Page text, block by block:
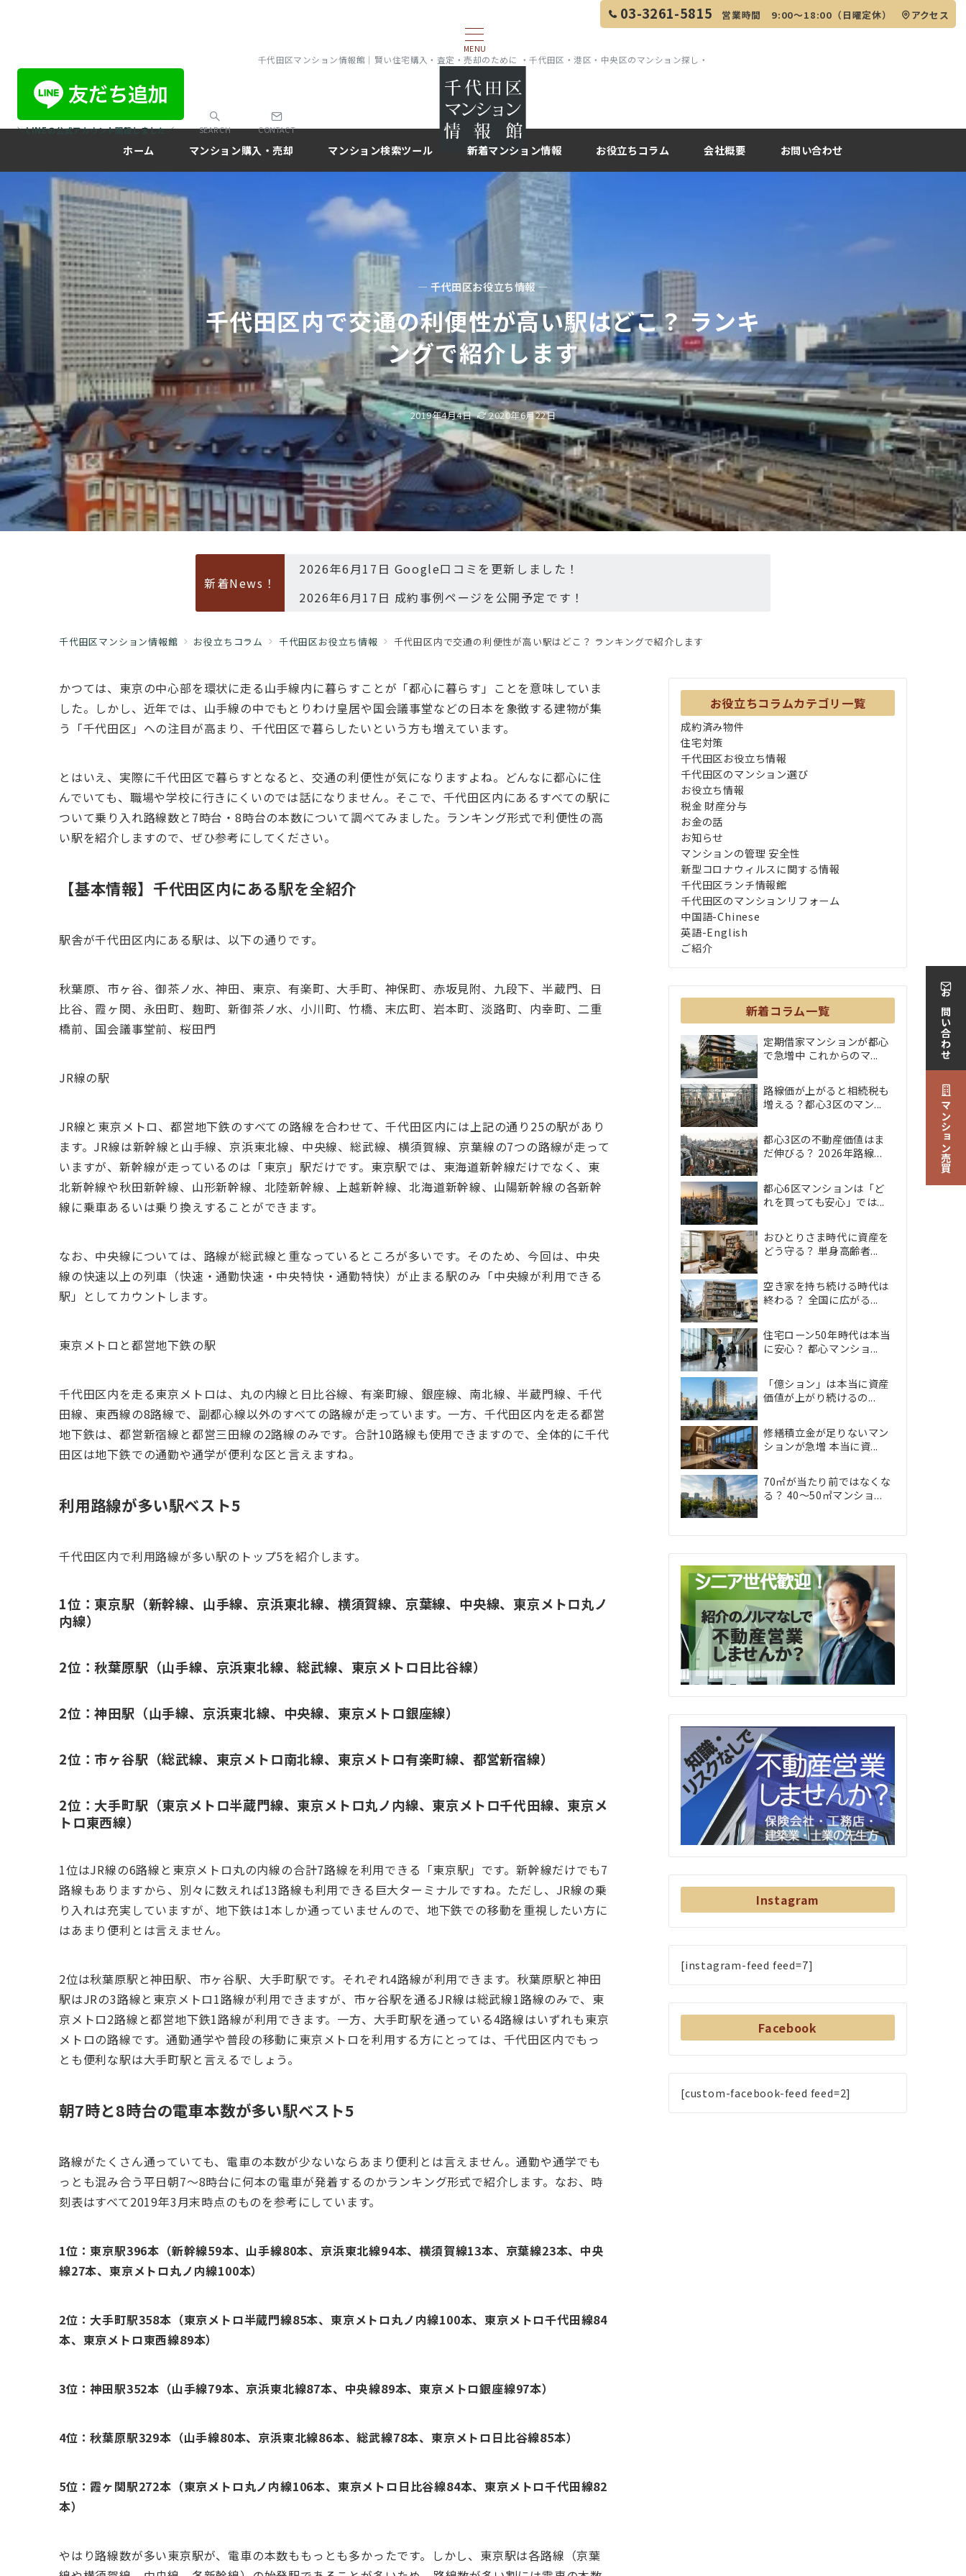
03-3261-5815 営業時間 9:00～18:00（日曜定休） アクセス
MENU
千代田区マンション情報館｜賢い住宅購入・査定・売却のために ・千代田区・港区・中央区のマンション探し・
＼LINEの公式アカウント開設しました／ SEARCH CONTACT
ホーム マンション購入・売却 マンション検索ツール 新着マンション情報 お役立ちコラム 会社概要 お問い合わせ
— 千代田区お役立ち情報 —
千代田区内で交通の利便性が高い駅はどこ？ ランキ
ングで紹介します
2019年4月4日 2020年6月22日
新着News！
2026年6月17日 Google口コミを更新しました！
2026年6月17日 成約事例ページを公開予定です！
千代田区マンション情報館 お役立ちコラム 千代田区お役立ち情報 千代田区内で交通の利便性が高い駅はどこ？ ランキングで紹介します
かつては、東京の中心部を環状に走る山手線内に暮らすことが「都心に暮らす」ことを意味していま
した。しかし、近年では、山手線の中でもとりわけ皇居や国会議事堂などの日本を象徴する建物が集
う「千代田区」への注目が高まり、千代田区で暮らしたいという方も増えています。
とはいえ、実際に千代田区で暮らすとなると、交通の利便性が気になりますよね。どんなに都心に住
んでいても、職場や学校に行きにくいのでは話になりません。そこで、千代田区内にあるすべての駅に
ついて乗り入れ路線数と7時台・8時台の本数について調べてみました。ランキング形式で利便性の高
い駅を紹介しますので、ぜひ参考にしてください。
【基本情報】千代田区内にある駅を全紹介
駅舎が千代田区内にある駅は、以下の通りです。
秋葉原、市ヶ谷、御茶ノ水、神田、東京、有楽町、大手町、神保町、赤坂見附、九段下、半蔵門、日
比谷、霞ヶ関、永田町、麹町、新御茶ノ水、小川町、竹橋、末広町、岩本町、淡路町、内幸町、二重
橋前、国会議事堂前、桜田門
JR線の駅
JR線と東京メトロ、都営地下鉄のすべての路線を合わせて、千代田区内には上記の通り25の駅があり
ます。JR線は新幹線と山手線、京浜東北線、中央線、総武線、横須賀線、京葉線の7つの路線が走って
いますが、新幹線が走っているのは「東京」駅だけです。東京駅では、東海道新幹線だけでなく、東
北新幹線や秋田新幹線、山形新幹線、北陸新幹線、上越新幹線、北海道新幹線、山陽新幹線の各新幹
線に乗車あるいは乗り換えすることができます。
なお、中央線については、路線が総武線と重なっているところが多いです。そのため、今回は、中央
線の快速以上の列車（快速・通勤快速・中央特快・通勤特快）が止まる駅のみ「中央線が利用できる
駅」としてカウントします。
東京メトロと都営地下鉄の駅
千代田区内を走る東京メトロは、丸の内線と日比谷線、有楽町線、銀座線、南北線、半蔵門線、千代
田線、東西線の8路線で、副都心線以外のすべての路線が走っています。一方、千代田区内を走る都営
地下鉄は、都営新宿線と都営三田線の2路線のみです。合計10路線も使用できますので、全体的に千代
田区は地下鉄での通勤や通学が便利な区と言えますね。
利用路線が多い駅ベスト5
千代田区内で利用路線が多い駅のトップ5を紹介します。
1位：東京駅（新幹線、山手線、京浜東北線、横須賀線、京葉線、中央線、東京メトロ丸ノ
内線）
2位：秋葉原駅（山手線、京浜東北線、総武線、東京メトロ日比谷線）
2位：神田駅（山手線、京浜東北線、中央線、東京メトロ銀座線）
2位：市ヶ谷駅（総武線、東京メトロ南北線、東京メトロ有楽町線、都営新宿線）
2位：大手町駅（東京メトロ半蔵門線、東京メトロ丸ノ内線、東京メトロ千代田線、東京メ
トロ東西線）
1位はJR線の6路線と東京メトロ丸の内線の合計7路線を利用できる「東京駅」です。新幹線だけでも7
路線もありますから、別々に数えれば13路線も利用できる巨大ターミナルですね。ただし、JR線の乗
り入れは充実していますが、地下鉄は1本しか通っていませんので、地下鉄での移動を重視したい方に
はあまり便利とは言えません。
2位は秋葉原駅と神田駅、市ヶ谷駅、大手町駅です。それぞれ4路線が利用できます。秋葉原駅と神田
駅はJRの3路線と東京メトロ1路線が利用できますが、市ヶ谷駅を通るJR線は総武線1路線のみで、東
京メトロ2路線と都営地下鉄1路線が利用できます。一方、大手町駅を通っている4路線はいずれも東京
メトロの路線です。通勤通学や普段の移動に東京メトロを利用する方にとっては、千代田区内でもっ
とも便利な駅は大手町駅と言えるでしょう。
朝7時と8時台の電車本数が多い駅ベスト5
路線がたくさん通っていても、電車の本数が少ないならあまり便利とは言えません。通勤や通学でも
っとも混み合う平日朝7～8時台に何本の電車が発着するのかランキング形式で紹介します。なお、時
刻表はすべて2019年3月末時点のものを参考にしています。
1位：東京駅396本（新幹線59本、山手線80本、京浜東北線94本、横須賀線13本、京葉線23本、中央
線27本、東京メトロ丸ノ内線100本）
2位：大手町駅358本（東京メトロ半蔵門線85本、東京メトロ丸ノ内線100本、東京メトロ千代田線84
本、東京メトロ東西線89本）
3位：神田駅352本（山手線79本、京浜東北線87本、中央線89本、東京メトロ銀座線97本）
4位：秋葉原駅329本（山手線80本、京浜東北線86本、総武線78本、東京メトロ日比谷線85本）
5位：霞ヶ関駅272本（東京メトロ丸ノ内線106本、東京メトロ日比谷線84本、東京メトロ千代田線82
本）
やはり路線数が多い東京駅が、電車の本数ももっとも多かったです。しかし、東京駅は各路線（京葉
お役立ちコラムカテゴリ一覧
成約済み物件
住宅対策
千代田区お役立ち情報
千代田区のマンション選び
お役立ち情報
税金 財産分与
お金の話
お知らせ
マンションの管理 安全性
新型コロナウィルスに関する情報
千代田区ランチ情報館
千代田区のマンションリフォーム
中国語-Chinese
英語-English
ご紹介
新着コラム一覧
定期借家マンションが都心
で急増中 これからのマ...
路線価が上がると相続税も
増える？都心3区のマン...
都心3区の不動産価値はま
だ伸びる？ 2026年路線...
都心6区マンションは「ど
れを買っても安心」では...
おひとりさま時代に資産を
どう守る？ 単身高齢者...
空き家を持ち続ける時代は
終わる？ 全国に広がる...
住宅ローン50年時代は本当
に安心？ 都心マンショ...
「億ション」は本当に資産
価値が上がり続けるの...
修繕積立金が足りないマン
ションが急増 本当に資...
70㎡が当たり前ではなくな
る？ 40〜50㎡マンショ...
Instagram
[instagram-feed feed=7]
Facebook
[custom-facebook-feed feed=2]
お問い合わせ
マンション売買